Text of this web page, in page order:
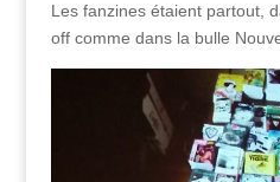
Les fanzines étaient partout,
off comme dans la bulle